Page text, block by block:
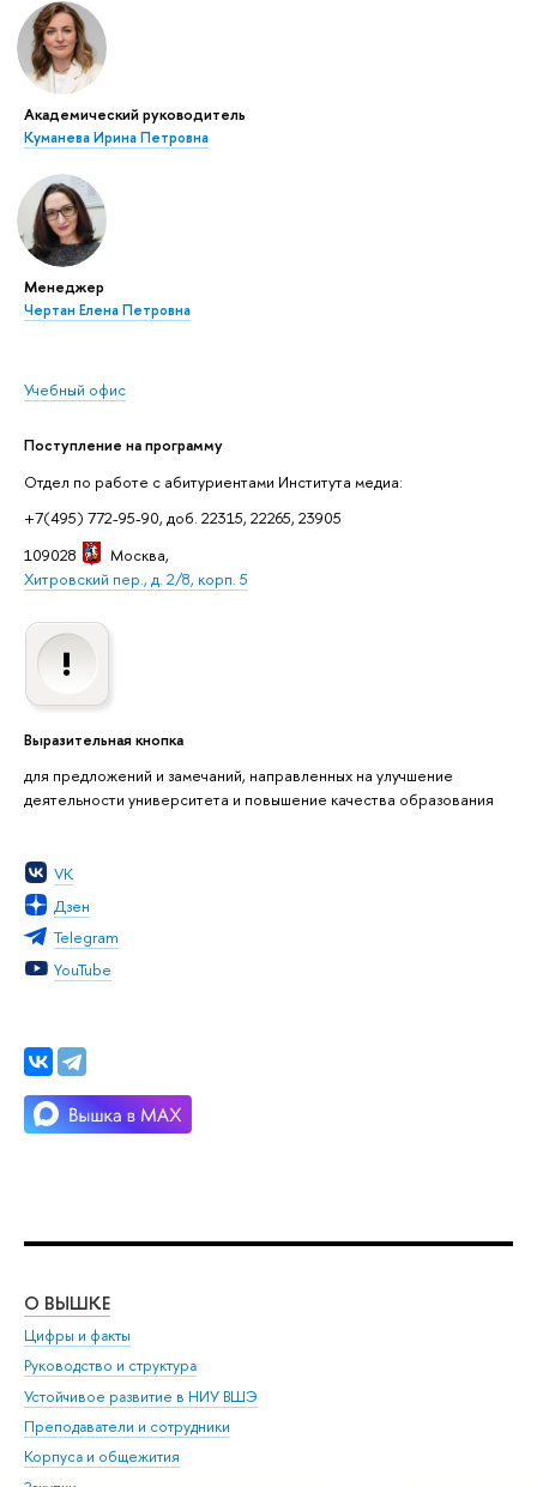
Академический руководитель
Куманева Ирина Петровна
Менеджер
Чертан Елена Петровна
Учебный офис
Поступление на программу
Отдел по работе с абитуриентами Института медиа:
+7(495) 772-95-90, доб. 22315, 22265, 23905
109028
Москва,
Хитровский пер., д. 2/8, корп. 5
Выразительная кнопка
для предложений и замечаний, направленных на улучшение
деятельности университета и повышение качества образования
VK
Дзен
Telegram
YouTube
О ВЫШКЕ
Цифры и факты
Руководство и структура
Устойчивое развитие в НИУ ВШЭ
Преподаватели и сотрудники
Корпуса и общежития